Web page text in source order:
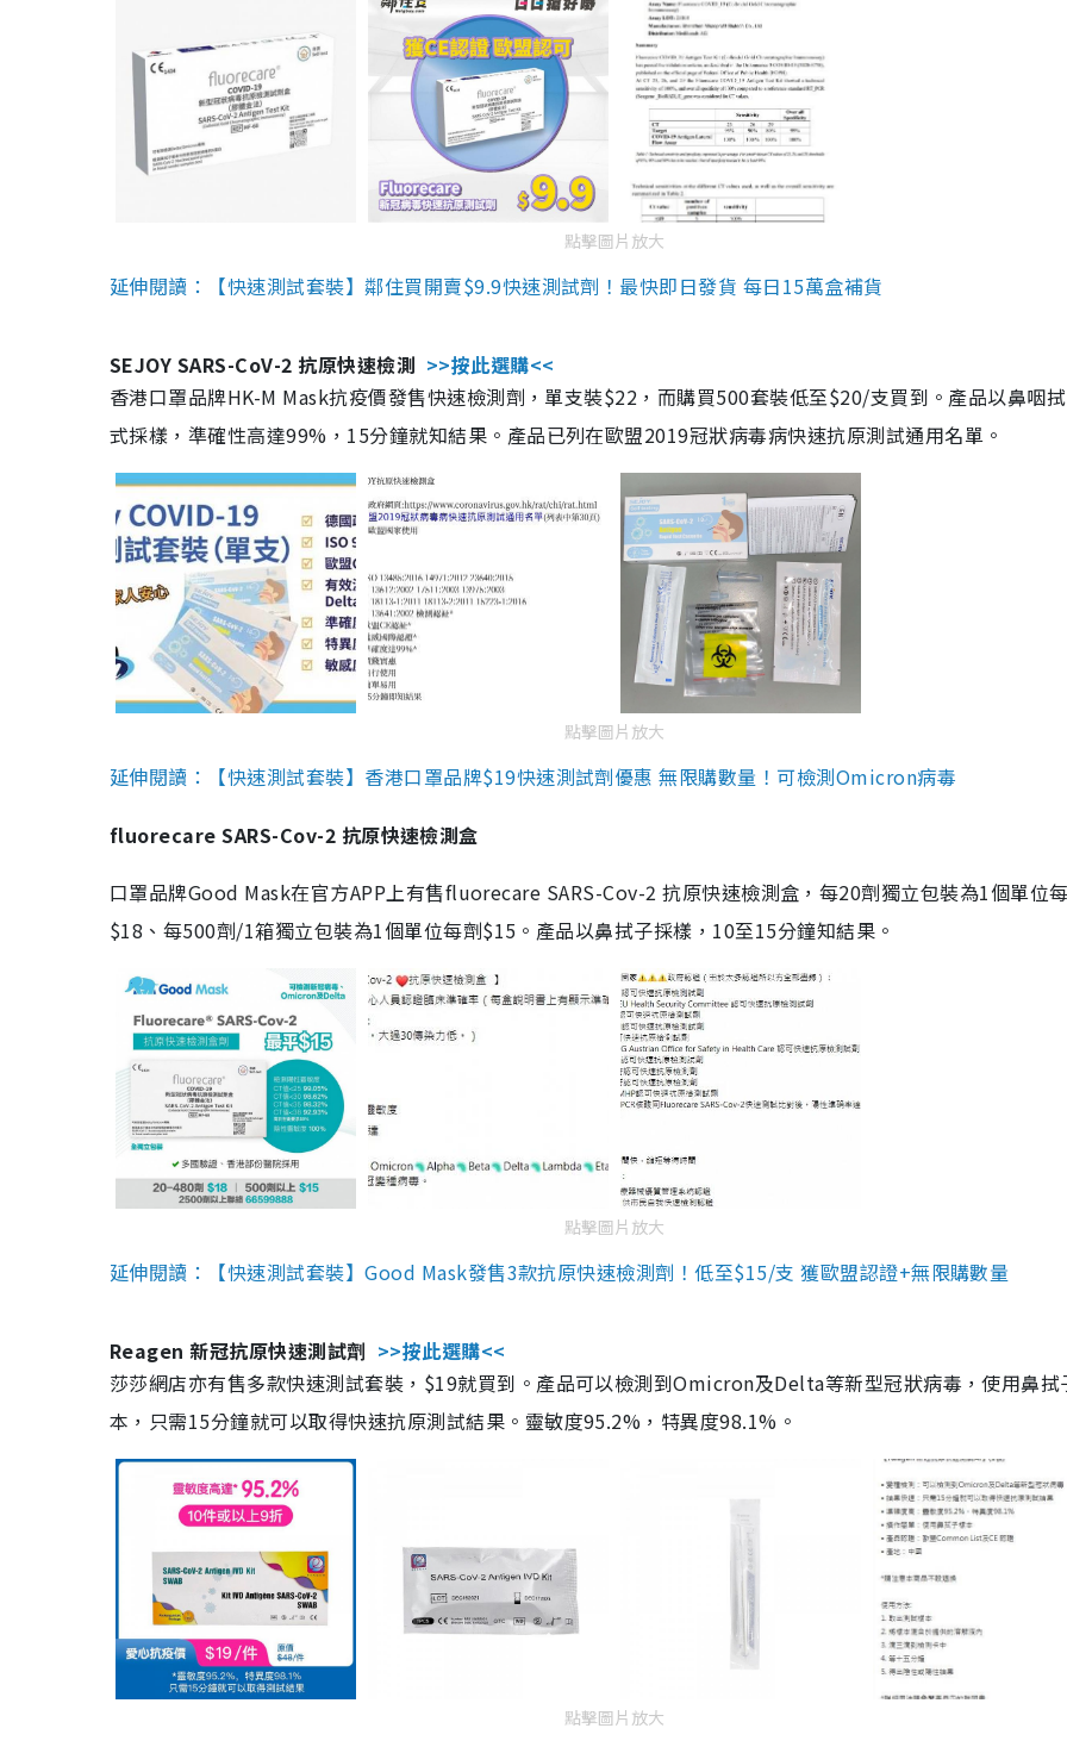
點擊圖片放大
延伸閱讀：【快速測試套裝】鄰住買開賣$9.9快速測試劑！最快即日發貨 每日15萬盒補貨
SEJOY SARS-CoV-2 抗原快速檢測 >>按此選購<<
香港口罩品牌HK-M Mask抗疫價發售快速檢測劑，單支裝$22，而購買500套裝低至$20/支買到。產品以鼻咽
式採樣，準確性高達99%，15分鐘就知結果。產品已列在歐盟2019冠狀病毒病快速抗原測試通用名單。
點擊圖片放大
延伸閱讀：【快速測試套裝】香港口罩品牌$19快速測試劑優惠 無限購數量！可檢測Omicron病毒
fluorecare SARS-Cov-2 抗原快速檢測盒
口罩品牌Good Mask在官方APP上有售fluorecare SARS-Cov-2 抗原快速檢測盒，每20劑獨立包裝為1個單位
$18、每500劑/1箱獨立包裝為1個單位每劑$15。產品以鼻拭子採樣，10至15分鐘知結果。
點擊圖片放大
延伸閱讀：【快速測試套裝】Good Mask發售3款抗原快速檢測劑！低至$15/支 獲歐盟認證+無限購數量
Reagen 新冠抗原快速測試劑 >>按此選購<<
莎莎網店亦有售多款快速測試套裝，$19就買到。產品可以檢測到Omicron及Delta等新型冠狀病毒，使用鼻拭
本，只需15分鐘就可以取得快速抗原測試結果。靈敏度95.2%，特異度98.1%。
點擊圖片放大